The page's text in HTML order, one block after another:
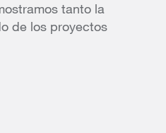
tanto la
de los proyectos